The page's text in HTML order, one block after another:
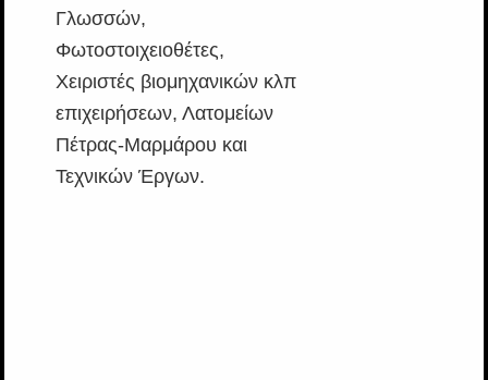
Γλωσσών,
Φωτοστοιχειοθέτες,
Χειριστές βιομηχανικών κλπ
επιχειρήσεων, Λατομείων
Πέτρας-Μαρμάρου και
Τεχνικών Έργων.